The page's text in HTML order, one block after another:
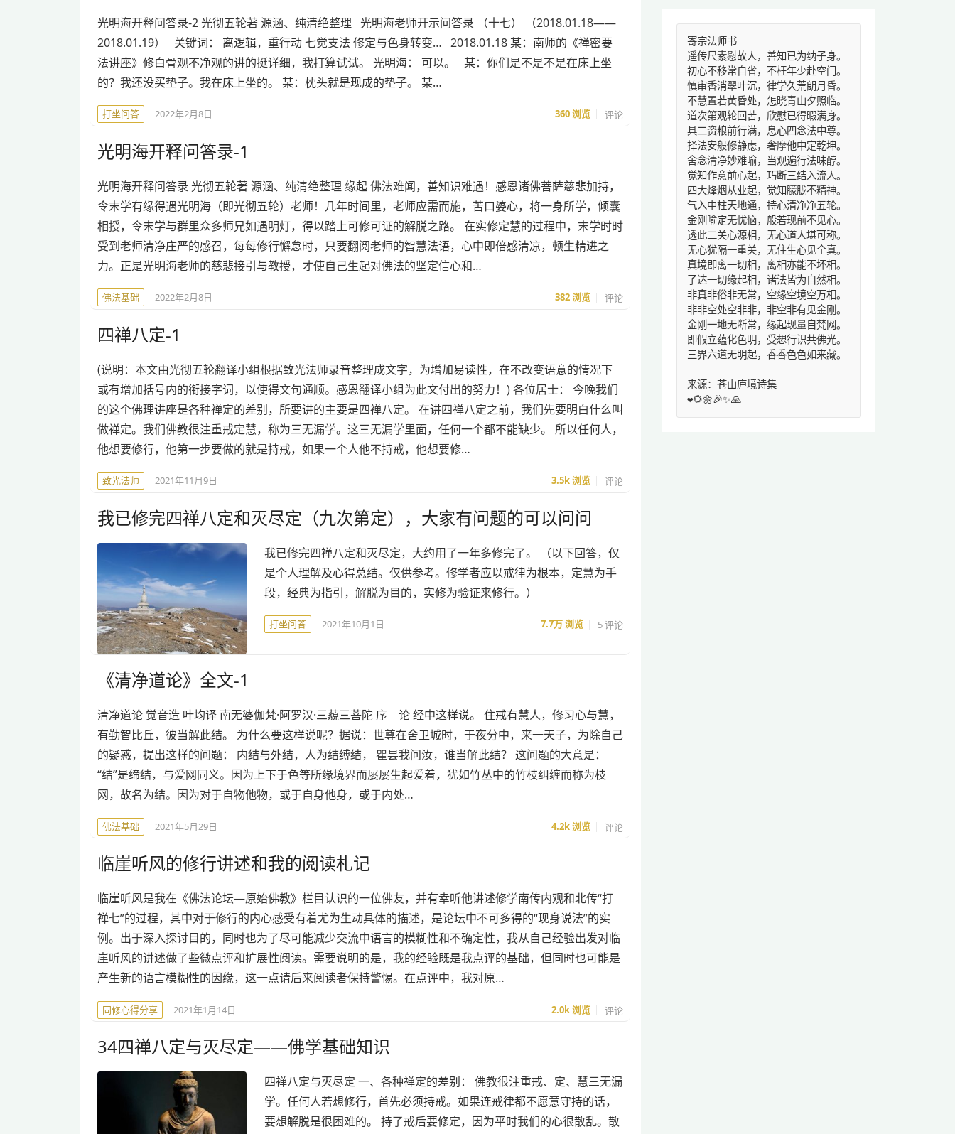
光明海开释问答录-2 光彻五轮著 源涵、纯清绝整理 光明海老师开示问答录 （十七） （2018.01.18——
2018.01.19） 关键词： 离逻辑，重行动 七觉支法 修定与色身转变… 2018.01.18 某：南师的《禅密要
法讲座》修白骨观不净观的讲的挺详细，我打算试试。 光明海： 可以。 某：你们是不是不是在床上坐
的？我还没买垫子。我在床上坐的。 某：枕头就是现成的垫子。 某…
打坐问答 2022年2月8日 360浏览 评论
光明海开释问答录-1
光明海开释问答录 光彻五轮著 源涵、纯清绝整理 缘起 佛法难闻，善知识难遇！感恩诸佛菩萨慈悲加持，
令末学有缘得遇光明海（即光彻五轮）老师！几年时间里，老师应需而施，苦口婆心，将一身所学，倾囊
相授，令末学与群里众多师兄如遇明灯，得以踏上可修可证的解脱之路。 在实修定慧的过程中，末学时时
受到老师清净庄严的感召，每每修行懈怠时，只要翻阅老师的智慧法语，心中即倍感清凉，顿生精进之
力。正是光明海老师的慈悲接引与教授，才使自己生起对佛法的坚定信心和…
佛法基础 2022年2月8日 382浏览 评论
四禅八定-1
(说明：本文由光彻五轮翻译小组根据致光法师录音整理成文字，为增加易读性，在不改变语意的情况下
或有增加括号内的衔接字词，以使得文句通顺。感恩翻译小组为此文付出的努力！) 各位居士： 今晚我们
的这个佛理讲座是各种禅定的差别，所要讲的主要是四禅八定。 在讲四禅八定之前，我们先要明白什么叫
做禅定。我们佛教很注重戒定慧，称为三无漏学。这三无漏学里面，任何一个都不能缺少。 所以任何人，
他想要修行，他第一步要做的就是持戒，如果一个人他不持戒，他想要修…
致光法师 2021年11月9日 3.5k浏览 评论
我已修完四禅八定和灭尽定（九次第定），大家有问题的可以问问
我已修完四禅八定和灭尽定，大约用了一年多修完了。 （以下回答，仅
是个人理解及心得总结。仅供参考。修学者应以戒律为根本，定慧为手
段，经典为指引，解脱为目的，实修为验证来修行。）
打坐问答 2021年10月1日 7.7万浏览 5 评论
《清净道论》全文-1
清净道论 觉音造 叶均译 南无婆伽梵·阿罗汉·三藐三菩陀 序 论 经中这样说。 住戒有慧人，修习心与慧，
有勤智比丘，彼当解此结。 为什么要这样说呢？据说：世尊在舍卫城时，于夜分中，来一天子，为除自己
的疑惑，提出这样的问题： 内结与外结，人为结缚结， 瞿昙我问汝，谁当解此结？ 这问题的大意是：
“结”是缔结，与爱网同义。因为上下于色等所缘境界而屡屡生起爱着，犹如竹丛中的竹枝纠缠而称为枝
网，故名为结。因为对于自物他物，或于自身他身，或于内处…
佛法基础 2021年5月29日 4.2k浏览 评论
临崖听风的修行讲述和我的阅读札记
临崖听风是我在《佛法论坛—原始佛教》栏目认识的一位佛友，并有幸听他讲述修学南传内观和北传“打
禅七”的过程，其中对于修行的内心感受有着尤为生动具体的描述，是论坛中不可多得的“现身说法”的实
例。出于深入探讨目的，同时也为了尽可能减少交流中语言的模糊性和不确定性，我从自己经验出发对临
崖听风的讲述做了些微点评和扩展性阅读。需要说明的是，我的经验既是我点评的基础，但同时也可能是
产生新的语言模糊性的因缘，这一点请后来阅读者保持警惕。在点评中，我对原…
同修心得分享 2021年1月14日 2.0k浏览 评论
34四禅八定与灭尽定——佛学基础知识
四禅八定与灭尽定 一、各种禅定的差别： 佛教很注重戒、定、慧三无漏
学。任何人若想修行，首先必须持戒。如果连戒律都不愿意守持的话，
要想解脱是很困难的。 持了戒后要修定，因为平时我们的心很散乱。散
寄宗法师书
遥传尺素慰故人，善知已为纳子身。
初心不移常自省，不枉年少赴空门。
慎审香消翠叶沉，律学久荒朗月昏。
不慧置若黄昏处，怎晓青山夕照临。
道次第观轮回苦，欣慰已得暇满身。
具二资粮前行满，息心四念法中尊。
择法安般修静虑，奢摩他中定乾坤。
舍念清净妙难喻，当观遍行法味醇。
觉知作意前心起，巧断三结入流人。
四大烽烟从业起，觉知朦胧不精神。
气入中柱天地通，持心清净净五轮。
金刚喻定无忧恼，般若现前不见心。
透此二关心源相，无心道人堪可称。
无心犹隔一重关，无住生心见全真。
真境即离一切相，离相亦能不坏相。
了达一切缘起相，诸法皆为自然相。
非真非俗非无常，空缘空境空万相。
非非空处空非非，非空非有见金刚。
金刚一地无断常，缘起现量自梵网。
即假立蕴化色明，受想行识共佛光。
三界六道无明起，香香色色如来藏。
来源：苍山庐境诗集
❤️🌻🌼🎉✨🙏